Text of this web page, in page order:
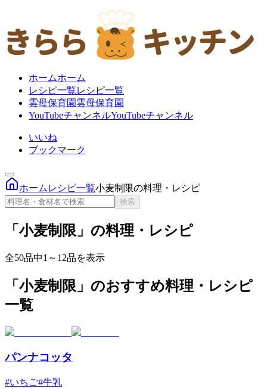
ホームホーム
レシピ一覧レシピ一覧
雲母保育園 雲母保育園
YouTubeチャンネルYouTubeチャンネル
いいね
ブックマーク
ホーム レシピ一覧小麦制限の料理・レシピ
検索
「小麦制限」の料理・レシピ
全50品中1～12品を表示
「小麦制限」のおすすめ料理・レシピ
一覧
パンナコッタ
#いちご#牛乳